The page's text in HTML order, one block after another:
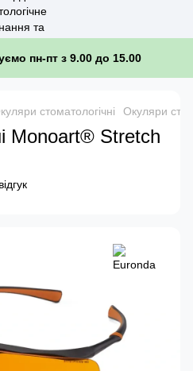
пн-пт з 9.00 до 15.00
стоматологічні Окуляри
Monoart® Stretch